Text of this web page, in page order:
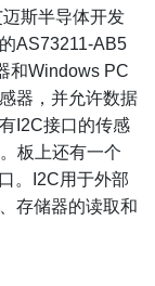
斯半导体开发
AS73211-AB5
和Windows PC
器，并允许数据
I2C接口的传感
板上还有一个
。I2C用于外部
存储器的读取和